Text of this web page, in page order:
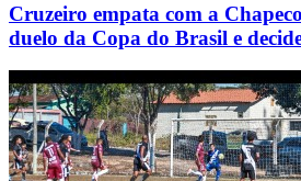
Cruzeiro empata com a
duelo da Copa do Brasil e